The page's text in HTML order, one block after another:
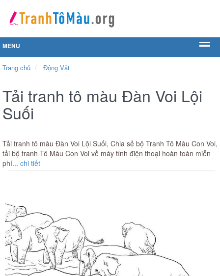
MENU
Trang chủ Động Vật
Tải tranh tô màu Đàn Voi Lội
Suối
Tải tranh tô màu Đàn Voi Lội Suối, Chia sẻ bộ Tranh Tô Màu Con Voi,
tải bộ tranh Tô Màu Con Voi về máy tính điện thoại hoàn toàn miễn
phí... chi tiết